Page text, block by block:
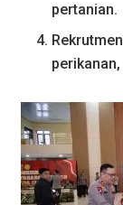
pertanian.